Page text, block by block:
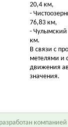
20,4 км,
-
76,83 км,
- Чулымский
км.
В связи с
метелями и
движения
значения.
компанией